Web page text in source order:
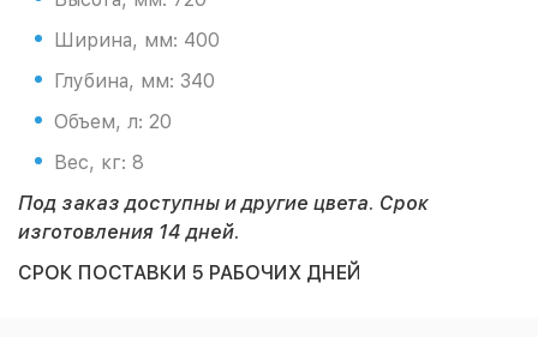
Ширина, мм: 400
Глубина, мм: 340
Объем, л: 20
Вес, кг: 8
Под заказ доступны и другие цвета. Срок
изготовления 14 дней.
СРОК ПОСТАВКИ 5 РАБОЧИХ ДНЕЙ